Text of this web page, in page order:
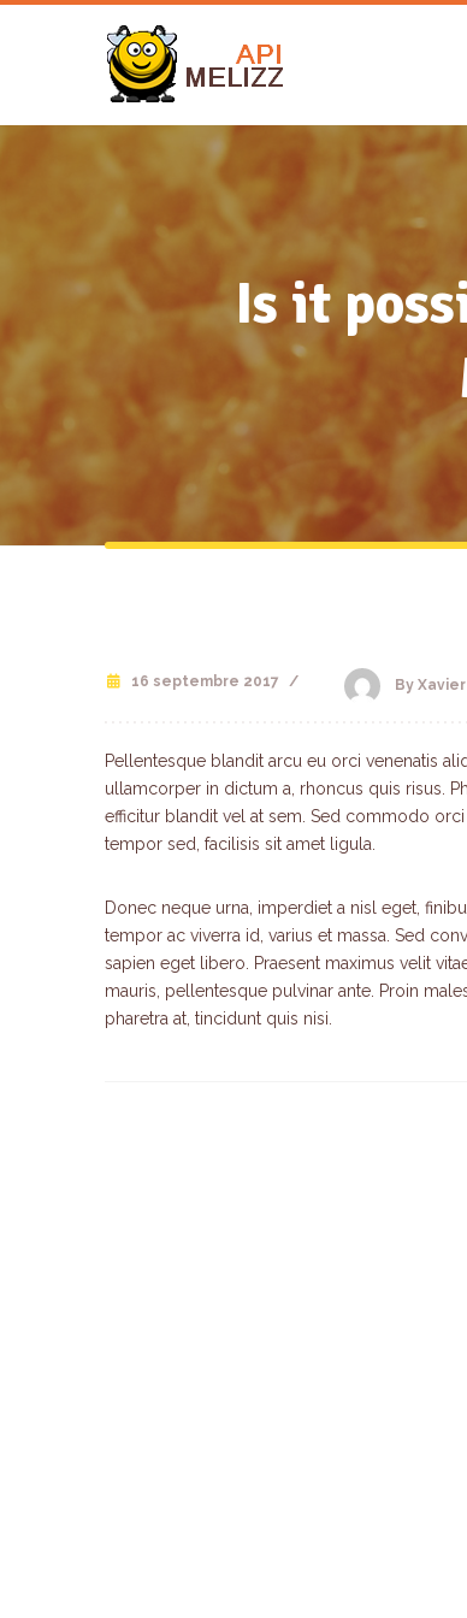
Is it
16 septembre 2017 / By Xavier
Pellentesque blandit arcu eu orci venenatis
ullamcorper in dictum a, rhoncus quis risus.
efficitur blandit vel at sem. Sed commodo
tempor sed, facilisis sit amet ligula.
Donec neque urna, imperdiet a nisl eget,
tempor ac viverra id, varius et massa. Sed
sapien eget libero. Praesent maximus velit
mauris, pellentesque pulvinar ante. Proin
pharetra at, tincidunt quis nisi.